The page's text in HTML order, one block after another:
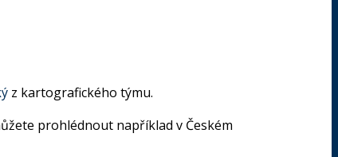
z kartografického týmu.
prohlédnout například v Českém